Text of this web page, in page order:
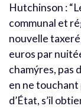
Hutchinson :
communal et
nouvelle
euros par
chamýres, pas
en ne touchant
d’État, s’il